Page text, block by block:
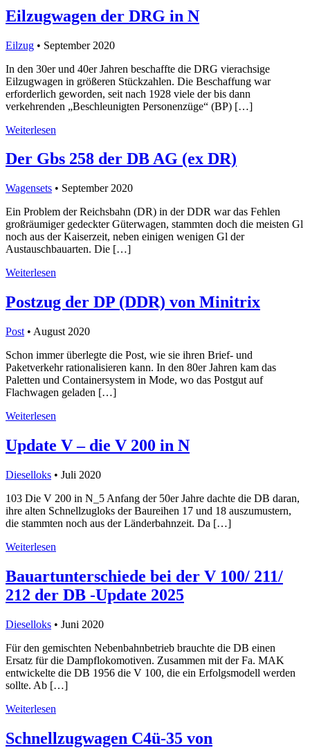
Eilzugwagen der DRG in N
Eilzug • September 2020
In den 30er und 40er Jahren beschaffte die DRG vierachsige
Eilzugwagen in größeren Stückzahlen. Die Beschaffung war
erforderlich geworden, seit nach 1928 viele der bis dann
verkehrenden „Beschleunigten Personenzüge“ (BP) […]
Weiterlesen
Der Gbs 258 der DB AG (ex DR)
Wagensets • September 2020
Ein Problem der Reichsbahn (DR) in der DDR war das Fehlen
großräumiger gedeckter Güterwagen, stammten doch die meisten Gl
noch aus der Kaiserzeit, neben einigen wenigen Gl der
Austauschbauarten. Die […]
Weiterlesen
Postzug der DP (DDR) von Minitrix
Post • August 2020
Schon immer überlegte die Post, wie sie ihren Brief- und
Paketverkehr rationalisieren kann. In den 80er Jahren kam das
Paletten und Containersystem in Mode, wo das Postgut auf
Flachwagen geladen […]
Weiterlesen
Update V – die V 200 in N
Dieselloks • Juli 2020
103 Die V 200 in N_5 Anfang der 50er Jahre dachte die DB daran,
ihre alten Schnellzugloks der Baureihen 17 und 18 auszumustern,
die stammten noch aus der Länderbahnzeit. Da […]
Weiterlesen
Bauartunterschiede bei der V 100/ 211/
212 der DB -Update 2025
Dieselloks • Juni 2020
Für den gemischten Nebenbahnbetrieb brauchte die DB einen
Ersatz für die Dampflokomotiven. Zusammen mit der Fa. MAK
entwickelte die DB 1956 die V 100, die ein Erfolgsmodell werden
sollte. Ab […]
Weiterlesen
Schnellzugwagen C4ü-35 von